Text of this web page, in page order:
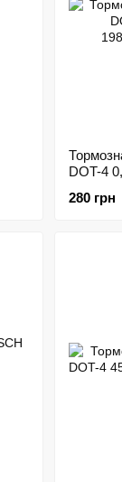
DOT-4
280 грн